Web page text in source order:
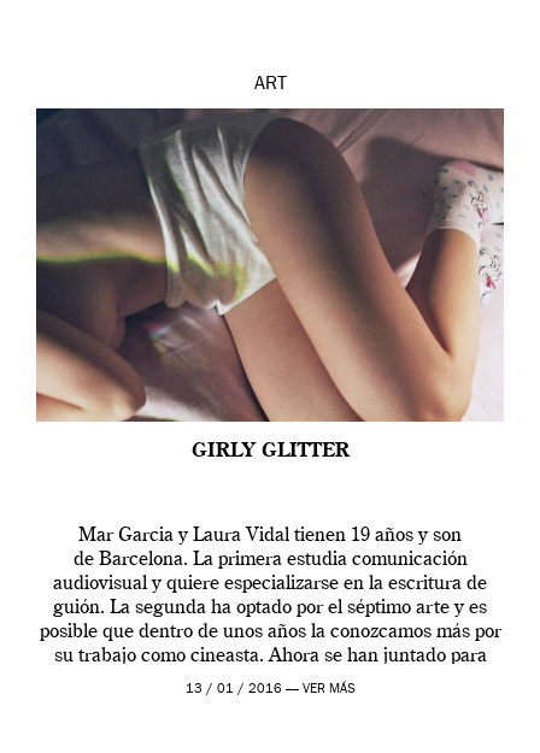
ART
GIRLY GLITTER
Mar Garcia y Laura Vidal tienen 19 años y son
de Barcelona. La primera estudia comunicación
audiovisual y quiere especializarse en la escritura de
guión. La segunda ha optado por el séptimo arte y es
posible que dentro de unos años la conozcamos más por
su trabajo como cineasta. Ahora se han juntado para
contarnos una […]
13 / 01 / 2016 — VER MÁS